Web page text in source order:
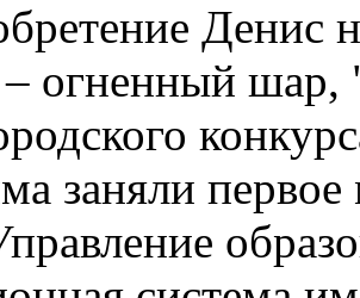
Денис
огненный шар,
заняли